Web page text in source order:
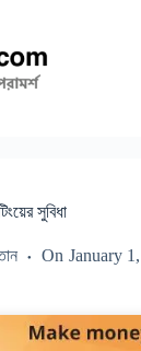
সুবিধা
On January